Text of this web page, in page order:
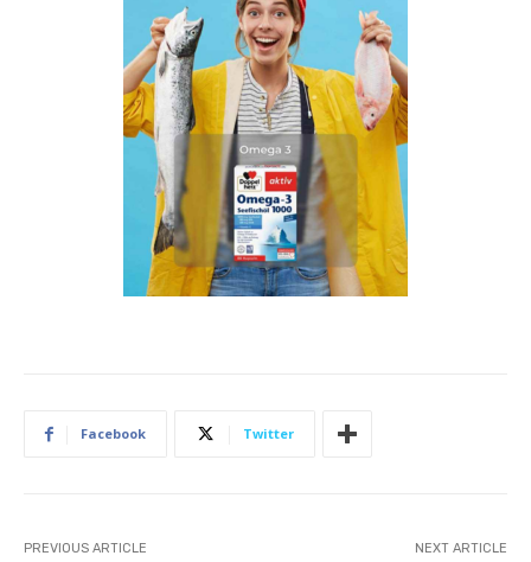
Facebook Twitter
PREVIOUS ARTICLE NEXT ARTICLE